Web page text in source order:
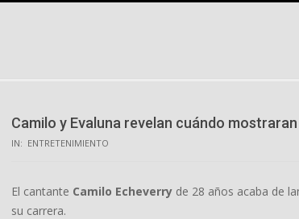
Camilo y Evaluna revelan cuándo
IN: ENTRETENIMIENTO
El cantante Camilo Echeverry de 28 años acaba de
su carrera.